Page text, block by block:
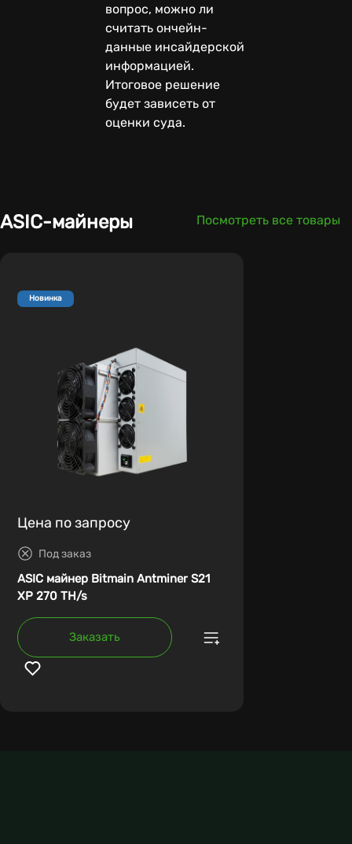
вопрос, можно ли
считать ончейн-
данные инсайдерской
информацией.
Итоговое решение
будет зависеть от
оценки суда.
ASIC-майнеры Посмотреть все товары
Новинка
Цена по запросу
Под заказ
ASIC майнер Bitmain Antminer S21
XP 270 TH/s
Заказать